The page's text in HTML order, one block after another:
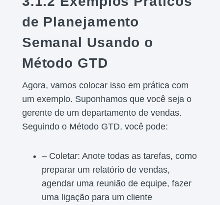
de Planejamento
Semanal Usando o
Método GTD
Agora, vamos colocar isso em prática com
um exemplo. Suponhamos que você seja o
gerente de um departamento de vendas.
Seguindo o Método GTD, você pode:
– Coletar: Anote todas as tarefas, como
preparar um relatório de vendas,
agendar uma reunião de equipe, fazer
uma ligação para um cliente